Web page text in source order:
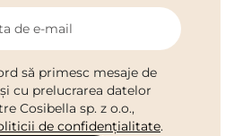
de e-mail
să primesc mesaje de
cu prelucrarea datelor
Cosibella sp. z o.o.,
de confidențialitate.